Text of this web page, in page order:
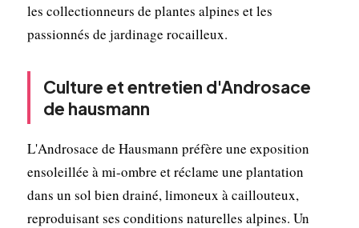
les collectionneurs de plantes alpines et les
passionnés de jardinage rocailleux.
Culture et entretien d'Androsace
de hausmann
L'Androsace de Hausmann préfère une exposition
ensoleillée à mi-ombre et réclame une plantation
dans un sol bien drainé, limoneux à caillouteux,
reproduisant ses conditions naturelles alpines. Un